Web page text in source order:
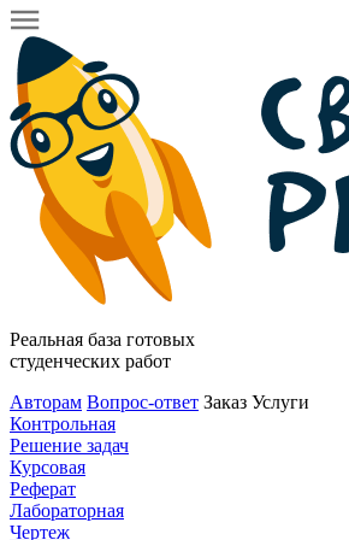
Реальная база готовых
студенческих работ
Авторам Вопрос-ответ Заказ Услуги
Контрольная
Решение задач
Курсовая
Реферат
Лабораторная
Чертеж